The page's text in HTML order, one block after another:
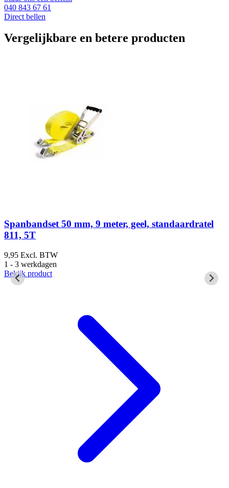
040 843 67 61
Direct bellen
Vergelijkbare en betere producten
Spanbandset 50 mm, 9 meter, geel, standaardratel
811, 5T
9,95 Excl. BTW
1 - 3 werkdagen
Bekijk product